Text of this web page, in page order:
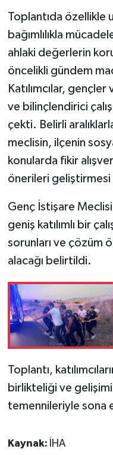
Toplantıda özellikle
bağımlılıkla
ahlaki değerlerin
öncelikli gündem
Katılımcılar,
ve bilinçlendirici
çekti. Belirli
meclisin, ilçenin
konularda fikir
önerileri
Genç İstişare
geniş katılımlı bir
sorunları ve çözüm
alacağı belirtildi.
Toplantı,
birlikteliği ve
temennileriyle sona
Kaynak: İHA
Kadın
KÜLTÜR SANAT
MAGAZİN
Otomobil
Sağlık
SPOR
TEKNOLOJİ
Turizm
ÜLKE GÜNDEMİ
YAŞAM
YEREL
Yerel Haberler